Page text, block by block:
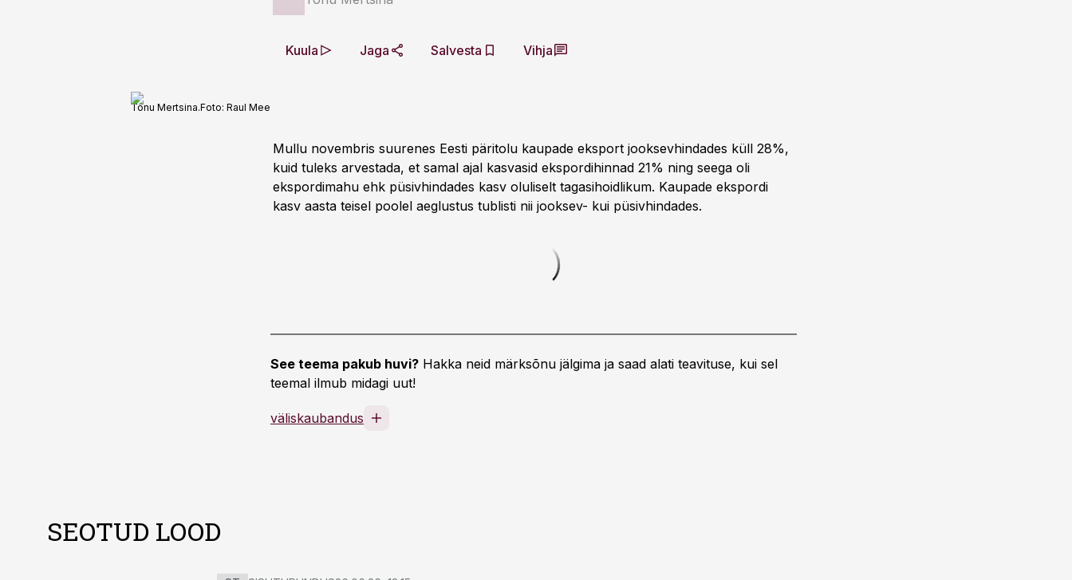
Kuula Jaga Salvesta Vihja
Tõnu Mertsina.Foto: Raul Mee
Mullu novembris suurenes Eesti päritolu kaupade eksport jooksevhindades küll 28%,
kuid tuleks arvestada, et samal ajal kasvasid ekspordihinnad 21% ning seega oli
ekspordimahu ehk püsivhindades kasv oluliselt tagasihoidlikum. Kaupade ekspordi
kasv aasta teisel poolel aeglustus tublisti nii jooksev- kui püsivhindades.
See teema pakub huvi? Hakka neid märksõnu jälgima ja saad alati teavituse, kui sel
teemal ilmub midagi uut!
väliskaubandus
SEOTUD LOOD